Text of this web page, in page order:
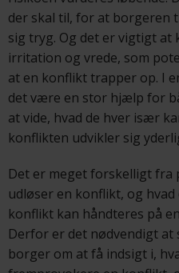
der skal til, for at borgeren
sig tryg. Og det er vigtigt
irritation og vrede, som
at en konflikt trapper op. I
det være en stor hjælp for
at vide, hvad de hver især
konflikten udvikler sig
Det er meget forskelligt fra
udløser en konflikt, og
konflikt kan håndteres på
Derfor er det nødvendigt at
borger om at få indsigt i,